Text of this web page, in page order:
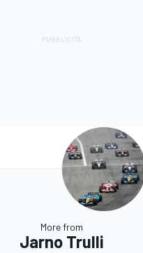
More from
Jarno Trulli